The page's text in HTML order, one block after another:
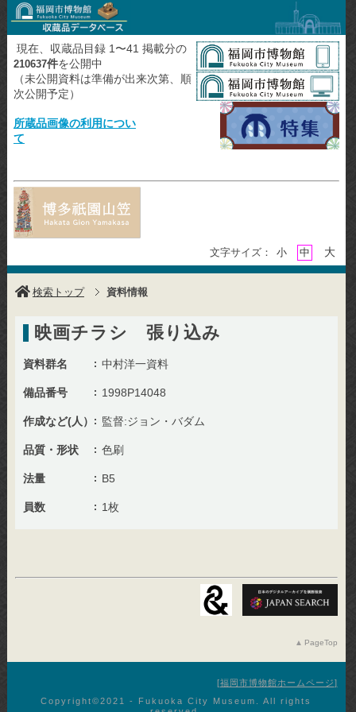
現在、収蔵品目録 1〜41 掲載分の
210637件を公開中
（未公開資料は準備が出来次第、順
次公開予定）
所蔵品画像の利用につい
て
文字サイズ： 小 中 大
検索トップ 資料情報
映画チラシ 張り込み
資料群名 中村洋一資料
備品番号 1998P14048
作成など(人） 監督:ジョン・バダム
品質・形状 色刷
法量 B5
員数 1枚
PageTop
福岡市博物館ホームページ
Copyright©︎2021 - Fukuoka City Museum. All rights